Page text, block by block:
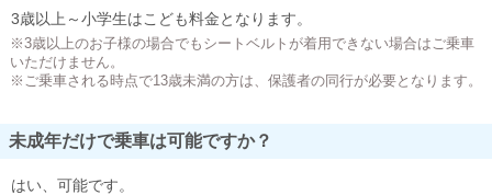
3歳以上～小学生はこども料金となります。
※3歳以上のお子様の場合でもシートベルトが着用できない場合はご乗車
いただけません。
※ご乗車される時点で13歳未満の方は、保護者の同行が必要となります。
未成年だけで乗車は可能ですか？
はい、可能です。